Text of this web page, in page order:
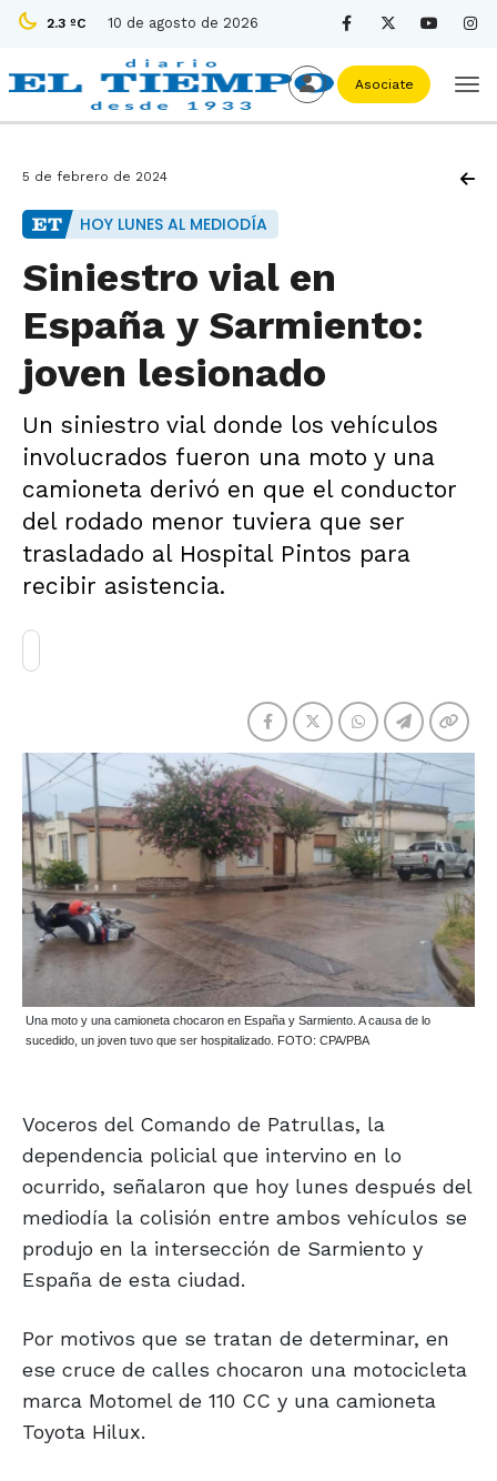
2.3 ºC 10 de agosto de 2026
Asociate
5 de febrero de 2024
HOY LUNES AL MEDIODÍA
Siniestro vial en
España y Sarmiento:
joven lesionado
Un siniestro vial donde los vehículos
involucrados fueron una moto y una
camioneta derivó en que el conductor
del rodado menor tuviera que ser
trasladado al Hospital Pintos para
recibir asistencia.
Una moto y una camioneta chocaron en España y Sarmiento. A causa de lo
sucedido, un joven tuvo que ser hospitalizado. FOTO: CPA/PBA
Voceros del Comando de Patrullas, la
dependencia policial que intervino en lo
ocurrido, señalaron que hoy lunes después del
mediodía la colisión entre ambos vehículos se
produjo en la intersección de Sarmiento y
España de esta ciudad.
Por motivos que se tratan de determinar, en
ese cruce de calles chocaron una motocicleta
marca Motomel de 110 CC y una camioneta
Toyota Hilux.